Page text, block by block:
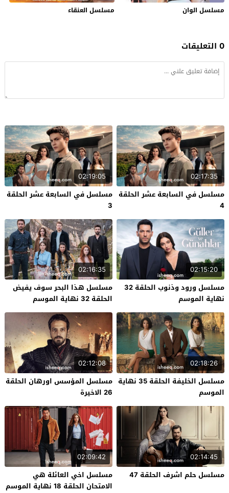
مسلسل الوان مسلسل العنقاء
0 التعليقات
02:17:35
مسلسل في السابعة عشر الحلقة
4
02:19:05
مسلسل في السابعة عشر الحلقة
3
02:15:20
مسلسل ورود وذنوب الحلقة 32
نهاية الموسم
02:16:35
مسلسل هذا البحر سوف يفيض
الحلقة 32 نهاية الموسم
02:18:26
مسلسل الخليفة الحلقة 35 نهاية
الموسم
02:12:08
مسلسل المؤسس اورهان الحلقة
26 الاخيرة
02:14:45
مسلسل حلم اشرف الحلقة 47
02:09:42
مسلسل اخي العائلة هي
الامتحان الحلقة 18 نهاية الموسم